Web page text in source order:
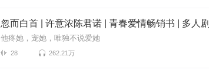
忽而白首 | 许意浓陈君诺 | 青春爱情畅销书 | 多人剧
他疼她，宠她，唯独不说爱她
28 262.21万